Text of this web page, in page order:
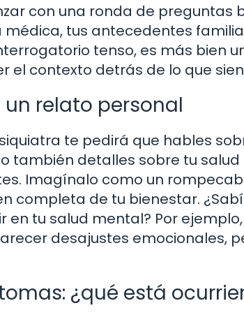
con una ronda de preguntas
tus antecedentes
tenso, es más bien
el contexto detrás de lo que
relato personal
te pedirá que hables
también detalles sobre tu
Imagínalo como un
completa de tu bienestar.
en tu salud mental? Por
desajustes emocionales,
¿qué está